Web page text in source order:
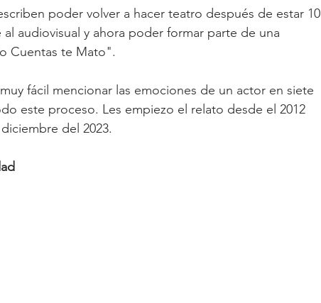
poder volver a hacer teatro después de estar 10
audiovisual y ahora poder formar parte de una
Cuentas te Mato".
fácil mencionar las emociones de un actor en siete
este proceso. Les empiezo el relato desde el 2012
del 2023.